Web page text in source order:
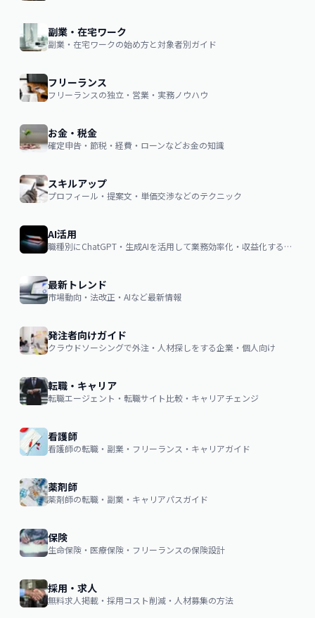
副業・在宅ワーク
副業・在宅ワークの始め方と対象者別ガイド
フリーランス
フリーランスの独立・営業・実務ノウハウ
お金・税金
確定申告・節税・経費・ローンなどお金の知識
スキルアップ
プロフィール・提案文・単価交渉などのテクニック
AI活用
職種別にChatGPT・生成AIを活用して業務効率化・収益化するノウハウ
最新トレンド
市場動向・法改正・AIなど最新情報
発注者向けガイド
クラウドソーシングで外注・人材探しをする企業・個人向け
転職・キャリア
転職エージェント・転職サイト比較・キャリアチェンジ
看護師
看護師の転職・副業・フリーランス・キャリアガイド
薬剤師
薬剤師の転職・副業・キャリアパスガイド
保険
生命保険・医療保険・フリーランスの保険設計
採用・求人
無料求人掲載・採用コスト削減・人材募集の方法